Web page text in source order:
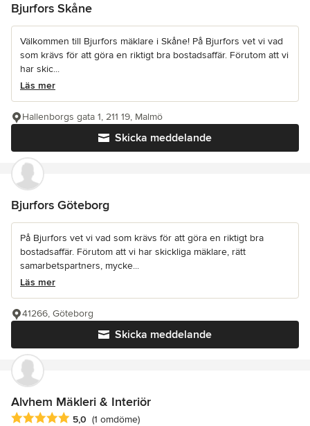
Bjurfors Skåne
Välkommen till Bjurfors mäklare i Skåne! På Bjurfors vet vi vad
som krävs för att göra en riktigt bra bostadsaffär. Förutom att vi
har skic...
Läs mer
Skicka meddelande
Hallenborgs gata 1, 211 19, Malmö
Bjurfors Göteborg
På Bjurfors vet vi vad som krävs för att göra en riktigt bra
bostadsaffär. Förutom att vi har skickliga mäklare, rätt
samarbetspartners, mycke...
Läs mer
Skicka meddelande
41266, Göteborg
Alvhem Mäkleri & Interiör
Genomsnittligt omdöme: 5 av 5 stjärnor
5,0 (1 omdöme)